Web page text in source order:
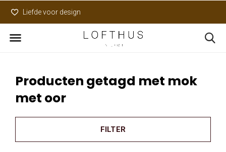
Liefde voor design
Producten getagd met mok
met oor
FILTER